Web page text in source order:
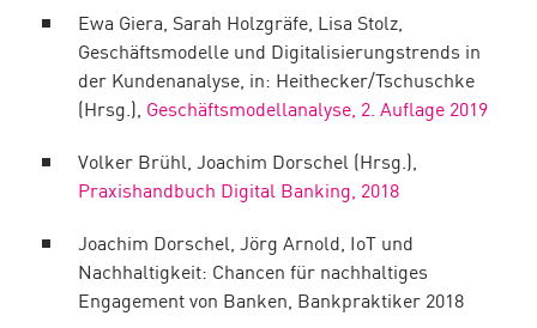
Ewa Giera, Sarah Holzgräfe, Lisa Stolz,
Geschäftsmodelle und Digitalisierungstrends in
der Kundenanalyse, in: Heithecker/Tschuschke
(Hrsg.), Geschäftsmodellanalyse, 2. Auflage 2019
Volker Brühl, Joachim Dorschel (Hrsg.),
Praxishandbuch Digital Banking, 2018
Joachim Dorschel, Jörg Arnold, IoT und
Nachhaltigkeit: Chancen für nachhaltiges
Engagement von Banken, Bankpraktiker 2018